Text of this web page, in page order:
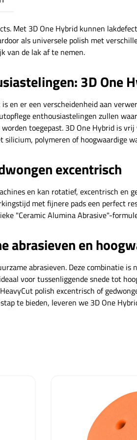
Met 3D One Hybrid kunnen
als universele polish met
van de lak af te nemen.
3D One
en er een verscheidenheid aan
enthousiastelingen zullen
toegepast. 3D One Hybrid is
polymeren of hoogwaardige
excentrisch
en kan rotatief, excentrisch en
met fijnere pads een perfect
"Ceramic Alumina Abrasive"-
abrasieven en
abrasieven. Deze combinatie
voor tussenliggende snede tot
polish excentrisch of
te bieden, leveren we 3D One